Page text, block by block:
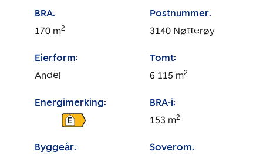
BRA:
170 m2
Postnummer:
3140 Nøtterøy
Eierform:
Andel
Tomt:
6 115 m2
Energimerking:
E
BRA-i:
153 m2
Byggeår:
Soverom: